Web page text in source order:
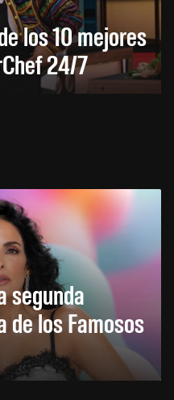
los 10 mejores
24/7
segunda
de los Famosos